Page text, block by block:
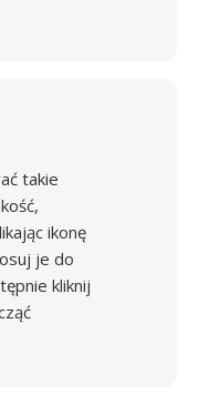
takie
ikonę
je do
kliknij